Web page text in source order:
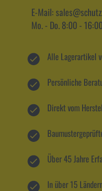
E-Mail:
Mo. - Do. 8:00 -
Alle Lagerartikel
Persönliche
Direkt vom
Über 45 Jahre
In über 15